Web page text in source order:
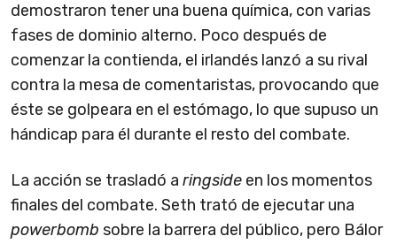
demostraron tener una buena química, con varias
fases de dominio alterno. Poco después de
comenzar la contienda, el irlandés lanzó a su rival
contra la mesa de comentaristas, provocando que
éste se golpeara en el estómago, lo que supuso un
hándicap para él durante el resto del combate.
La acción se trasladó a ringside en los momentos
finales del combate. Seth trató de ejecutar una
powerbomb sobre la barrera del público, pero Bálor